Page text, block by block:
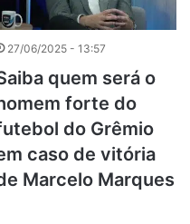
27/06/2025 - 13:57
quem será o
forte do
do Grêmio
caso de vitória
Marcelo Marques